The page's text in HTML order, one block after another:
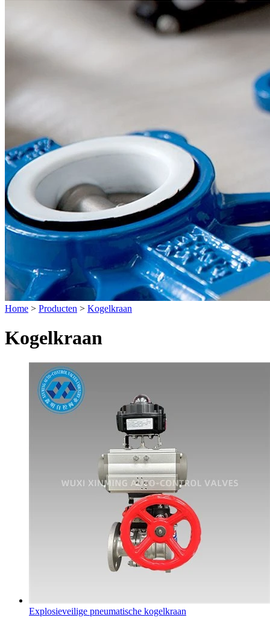
Home > Producten > Kogelkraan
Kogelkraan
Explosieveilige pneumatische kogelkraan